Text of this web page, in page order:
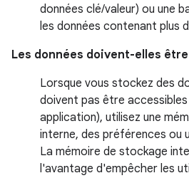
données clé/valeur) ou une
les données contenant plus
Les données doivent-elles
Lorsque vous stockez des
doivent pas être
application), utilisez une
interne, des préférences ou
La mémoire de stockage
l'avantage d'empêcher les